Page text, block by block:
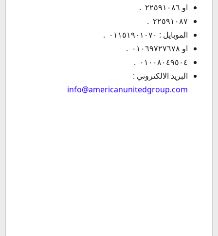
او ٢٢٥٩١٠٨٦ .
٢٢٥٩١٠٨٧ .
الموبايل : ٠١١٥١٩٠١٠٧٠ .
او ٠١٠٦٩٧٢٧٦٧٨ .
٠١٠٠٨٠٤٩٥٠٤ .
البريد الالكتروني :
info@americanunitedgroup.com